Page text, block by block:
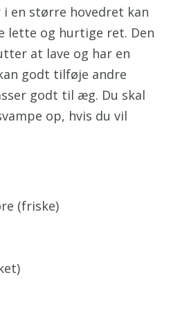
i en større hovedret kan
lette og hurtige ret. Den
at lave og har en
godt tilføje andre
godt til æg. Du skal
op, hvis du vil
(friske)